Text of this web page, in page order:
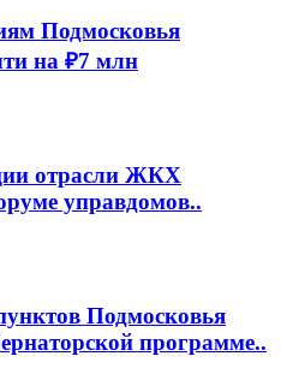
Подмосковья
на ₽7 млн
отрасли ЖКХ
управдомов..
Подмосковья
программе..